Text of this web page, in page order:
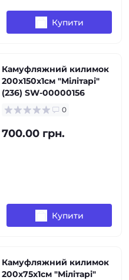
Купити
Камуфляжний килимок
200х150х1см "Мілітарі"
(236) SW-00000156
0
700.00 грн.
Купити
Камуфляжний килимок
200х75х1см "Мілітарі"